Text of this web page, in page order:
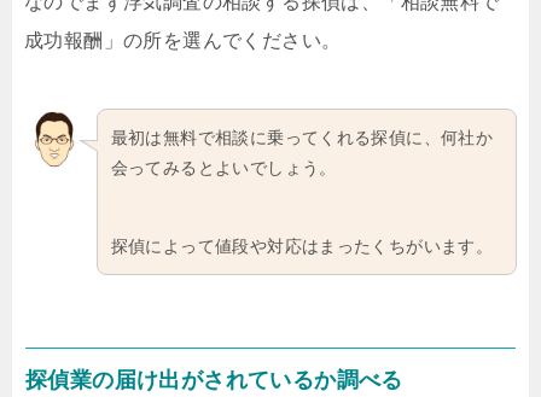
成功報酬」の所を選んでください。
最初は無料で相談に乗ってくれる探偵に、何社か
会ってみるとよいでしょう。
探偵によって値段や対応はまったくちがいます。
探偵業の届け出がされているか調べる